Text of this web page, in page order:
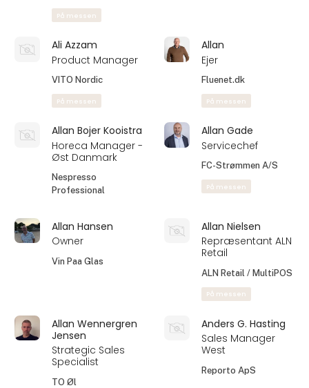
På messen
Ali Azzam
Product Manager
VITO Nordic
På messen
Allan
Ejer
Fluenet.dk
På messen
Allan Bojer Kooistra
Horeca Manager -
Øst Danmark
Nespresso
Professional
Allan Gade
Servicechef
FC-Strømmen A/S
På messen
Allan Hansen
Owner
Vin Paa Glas
Allan Nielsen
Repræsentant ALN
Retail
ALN Retail / MultiPOS
På messen
Allan Wennergren
Jensen
Strategic Sales
Specialist
TO Øl
Anders G. Hasting
Sales Manager
West
Reporto ApS